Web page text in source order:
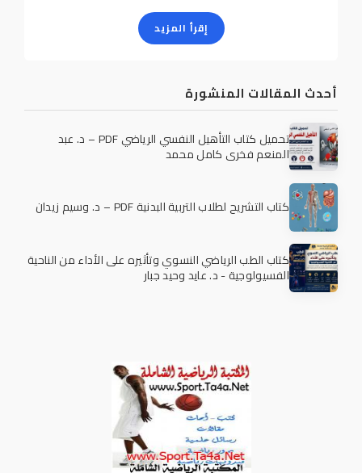
إقرأ المزيد
أحدث المقالات المنشورة
تحميل كتاب التأهيل النفسي الرياضي PDF – د. عبد
المنعم فخري كامل محمد
كتاب التشريح لطلاب التربية البدنية PDF – د. وسيم زيدان
كتاب الطب الرياضي النسوي وتأثيره على الأداء من الناحية
الفسيولوجية - د. عايد وحيد جبار